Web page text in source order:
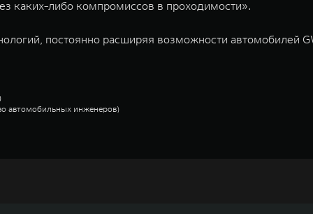
каких-либо компромиссов в проходимости».
постоянно расширяя возможности автомобилей
автомобильных инженеров)